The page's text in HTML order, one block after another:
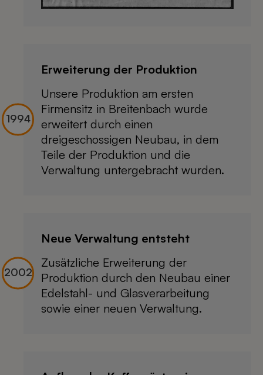
Erweiterung der Produktion
Unsere Produktion am ersten
Firmensitz in Breitenbach wurde
erweitert durch einen
dreigeschossigen Neubau, in dem
Teile der Produktion und die
Verwaltung untergebracht wurden.
Neue Verwaltung entsteht
Zusätzliche Erweiterung der
Produktion durch den Neubau einer
Edelstahl- und Glasverarbeitung
sowie einer neuen Verwaltung.